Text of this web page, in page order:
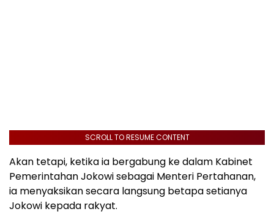
SCROLL TO RESUME CONTENT
Akan tetapi, ketika ia bergabung ke dalam Kabinet
Pemerintahan Jokowi sebagai Menteri Pertahanan,
ia menyaksikan secara langsung betapa setianya
Jokowi kepada rakyat.